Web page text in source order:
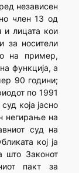
независен
член 13 од
и лицата кои
за носители
на пример,
функција, а
90 години;
по 1991
која јасно
негирање на
суд на
кој ја
што Законот
пакт за